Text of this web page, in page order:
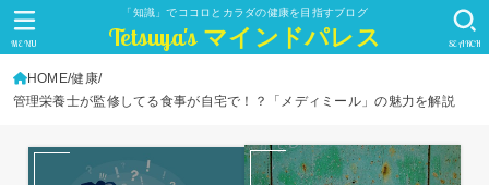
「知識」でココロとカラダの健康を目指すブログ
Tetsuya's マインドパレス SEARCH
MENU
HOME 健康
管理栄養士が監修してる食事が自宅で！？「メディミール」の魅力を解説